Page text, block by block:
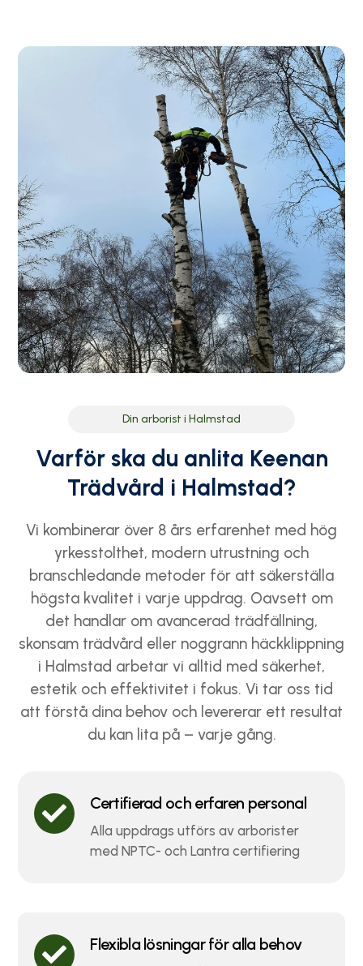
Din arborist i Halmstad
Varför ska du anlita Keenan
Trädvård i Halmstad?
Vi kombinerar över 8 års erfarenhet med hög
yrkesstolthet, modern utrustning och
branschledande metoder för att säkerställa
högsta kvalitet i varje uppdrag. Oavsett om
det handlar om avancerad trädfällning,
skonsam trädvård eller noggrann häckklippning
i Halmstad arbetar vi alltid med säkerhet,
estetik och effektivitet i fokus. Vi tar oss tid
att förstå dina behov och levererar ett resultat
du kan lita på – varje gång.
 Certifierad och erfaren personal
Alla uppdrags utförs av arborister
med NPTC- och Lantra certifiering
 Flexibla lösningar för alla behov